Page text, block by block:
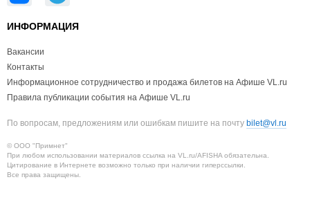
ИНФОРМАЦИЯ
Вакансии
Контакты
Информационное сотрудничество и продажа билетов на Афише VL.ru
Правила публикации события на Афише VL.ru
По вопросам, предложениям или ошибкам пишите на почту bilet@vl.ru
© ООО "Примнет"
При любом использовании материалов ссылка на VL.ru/AFISHA обязательна.
Цитирование в Интернете возможно только при наличии гиперссылки.
Все права защищены.